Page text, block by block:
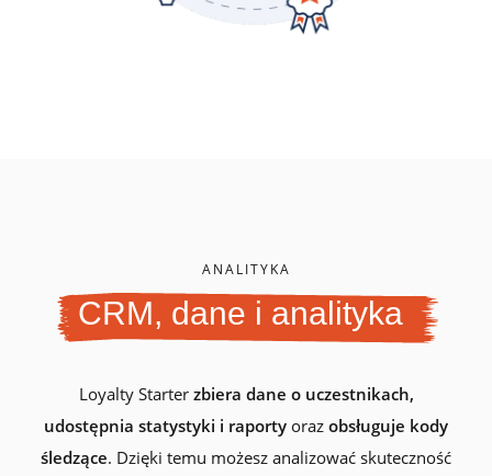
ANALITYKA
CRM, dane i analityka
Loyalty Starter zbiera dane o uczestnikach,
udostępnia statystyki i raporty oraz obsługuje kody
śledzące. Dzięki temu możesz analizować skuteczność